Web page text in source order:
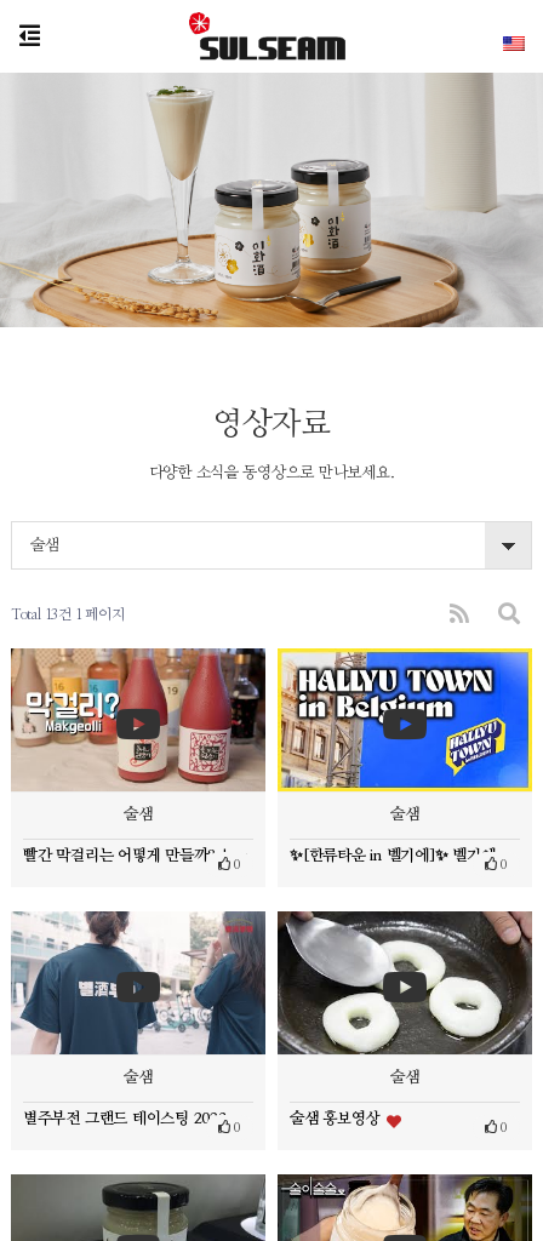
영상자료
다양한 소식을 동영상으로 만나보세요.
술샘
Total 13건 1 페이지
술샘
빨간 막걸리는 어떻게 만들까? | 술샘 | 여우목 소주 | 문경여행 | 막걸리 만들기
0
술샘
✨[한류타운 in 벨기에]✨ 벨기에서 K-Pop을 넘어 K-Product와 함께
0
술샘
별주부전 그랜드 테이스팅 2023 by 스타보틀
0
술샘
술샘 홍보영상
0